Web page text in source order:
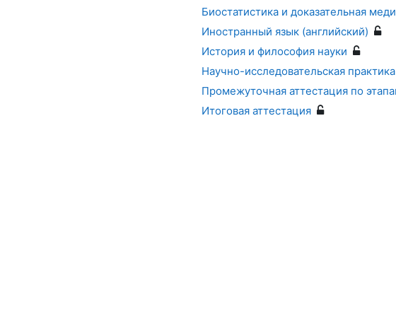
Биостатистика и доказательная
Иностранный язык (английский)
История и философия науки
Научно-исследовательская практика
Промежуточная аттестация по
Итоговая аттестация